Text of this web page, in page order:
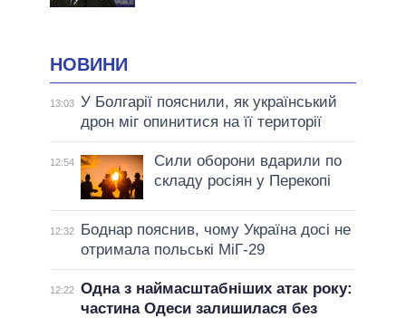
НОВИНИ
13:03 У Болгарії пояснили, як український
дрон міг опинитися на її території
12:54
Сили оборони вдарили по
складу росіян у Перекопі
12:32
Боднар пояснив, чому Україна досі не
отримала польські МіГ-29
12:22 Одна з наймасштабніших атак року:
частина Одеси залишилася без